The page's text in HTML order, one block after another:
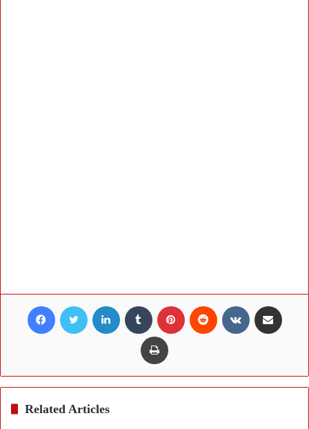
Facebook Twitter LinkedIn Tumblr Pinterest Reddit VKontakte
Print
Related Articles